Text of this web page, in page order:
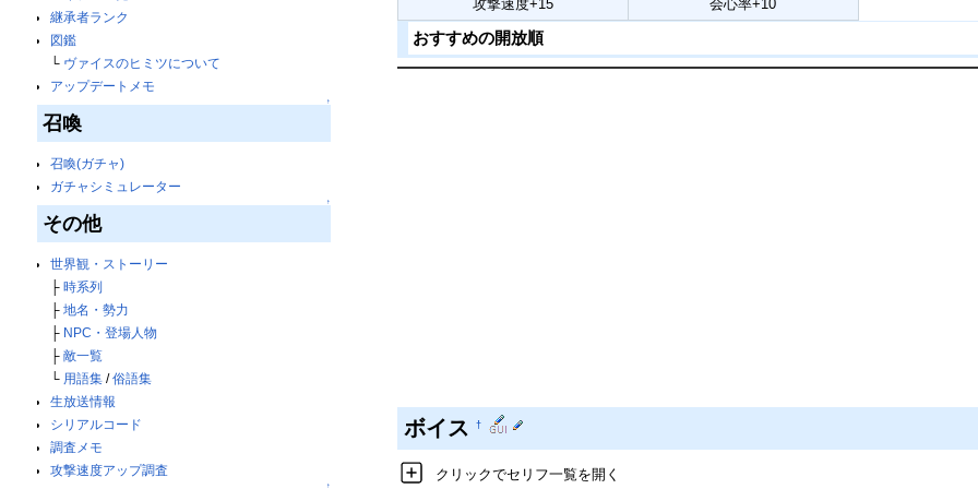
継承者ランク
図鑑
└ ヴァイスのヒミツについて
アップデートメモ
↑
召喚
召喚(ガチャ)
ガチャシミュレーター
↑
その他
世界観・ストーリー
├ 時系列
├ 地名・勢力
├ NPC・登場人物
├ 敵一覧
└ 用語集/俗語集
生放送情報
シリアルコード
調査メモ
攻撃速度アップ調査
↑
攻撃速度+15 会心率+10
おすすめの開放順
ボイス †
クリックでセリフ一覧を開く